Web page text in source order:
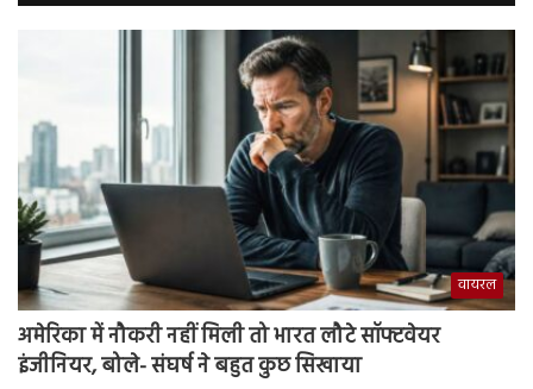
वायरल
अमेरिका में नौकरी नहीं मिली तो भारत लौटे सॉफ्टवेयर
इंजीनियर, बोले- संघर्ष ने बहुत कुछ सिखाया